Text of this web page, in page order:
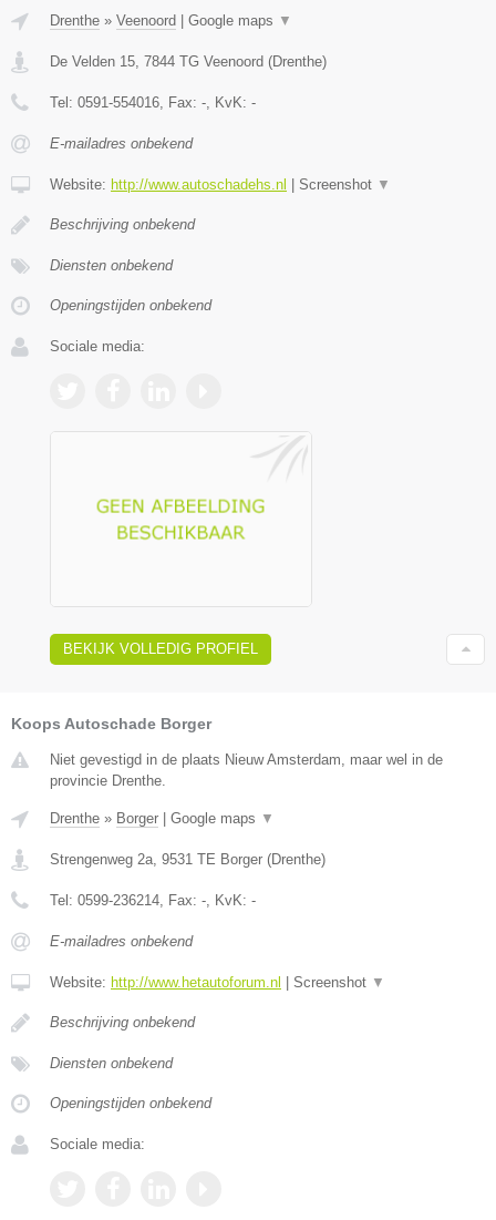
Drenthe » Veenoord Google maps ▼
De Velden 15 7844 TG Veenoord (Drenthe)
Tel: 0591-554016 , Fax: - , KvK: -
E-mailadres onbekend
Website: http://www.autoschadehs.nl Screenshot ▼
Beschrijving onbekend
Diensten onbekend
Openingstijden onbekend
Sociale media:
BEKIJK VOLLEDIG PROFIEL
Koops Autoschade Borger
Niet gevestigd in de plaats Nieuw Amsterdam, maar wel in de
provincie Drenthe.
Drenthe » Borger | Google maps ▼
Strengenweg 2a 9531 TE Borger (Drenthe)
Tel: 0599-236214 , Fax: - , KvK: -
E-mailadres onbekend
Website: http://www.hetautoforum.nl | Screenshot ▼
Beschrijving onbekend
Diensten onbekend
Openingstijden onbekend
Sociale media: